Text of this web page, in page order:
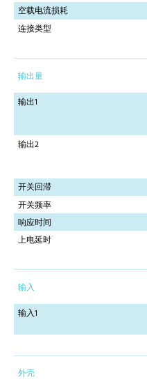
空载电流损耗
连接类型
输出量
输出1
输出2
开关回滞
开关频率
响应时间
上电延时
输入
输入1
外壳